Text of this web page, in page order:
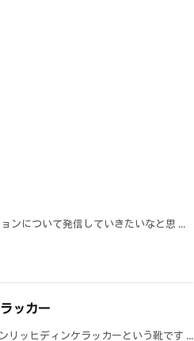
ンについて発信していきたいなと思 ...
ッカー
リッヒディンケラッカーという靴です ...